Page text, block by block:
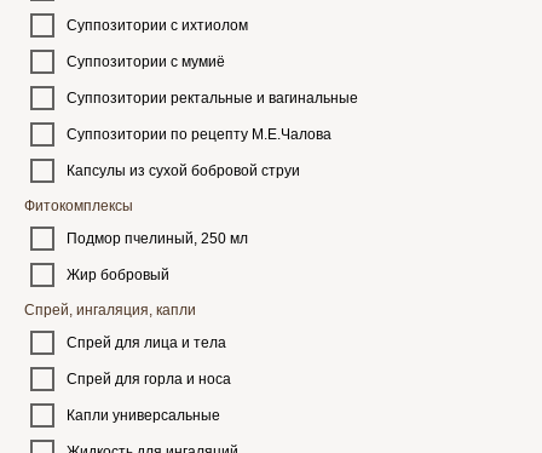
Суппозитории с ихтиолом
Суппозитории с мумиё
Суппозитории ректальные и вагинальные
Суппозитории по рецепту М.Е.Чалова
Капсулы из сухой бобровой струи
Фитокомплексы
Подмор пчелиный, 250 мл
Жир бобровый
Спрей, ингаляция, капли
Спрей для лица и тела
Спрей для горла и носа
Капли универсальные